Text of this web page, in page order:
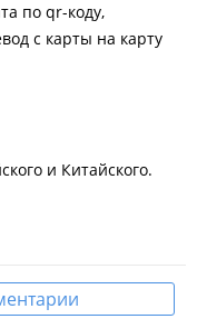
по qr-коду
с карты на карту
и Китайского.